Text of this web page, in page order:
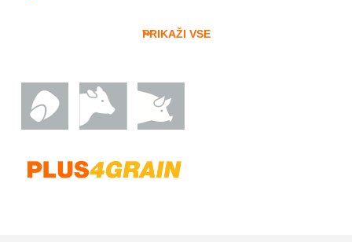
PRIKAŽI VSE